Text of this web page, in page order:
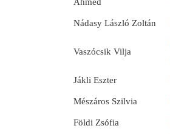
Nádasy László Zoltán
Vaszócsik Vilja
Jákli Eszter
Mészáros Szilvia
Földi Zsófia